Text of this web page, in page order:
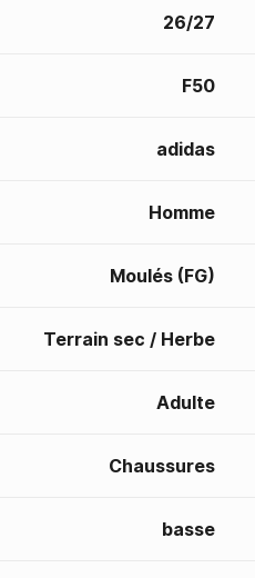
26/27
F50
adidas
Homme
Moulés (FG)
Terrain sec / Herbe
Adulte
Chaussures
basse